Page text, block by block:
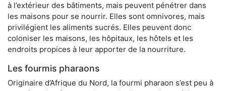
à l’extérieur des bâtiments, mais peuvent pénétrer dans
les maisons pour se nourrir. Elles sont omnivores, mais
privilégient les aliments sucrés. Elles peuvent donc
coloniser les maisons, les hôpitaux, les hôtels et les
endroits propices à leur apporter de la nourriture.
Les fourmis pharaons
Originaire d’Afrique du Nord, la fourmi pharaon s’est peu à